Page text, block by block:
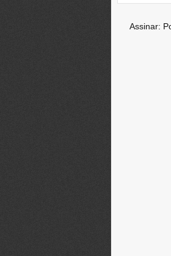
Assinar: